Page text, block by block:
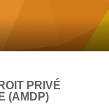
PRIVÉ
(AMDP)